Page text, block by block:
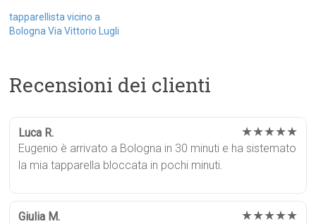
tapparellista vicino a
Bologna Via Vittorio Lugli
Recensioni dei clienti
Luca R. ★★★★★
Eugenio è arrivato a Bologna in 30 minuti e ha sistemato
la mia tapparella bloccata in pochi minuti.
Giulia M. ★★★★★